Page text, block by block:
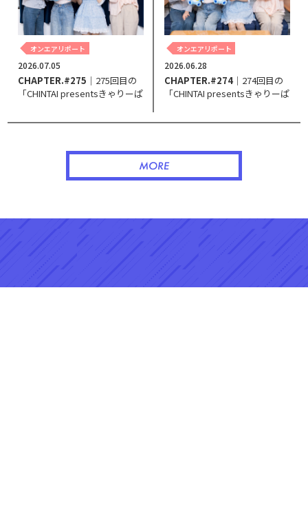
オンエアリポート
2026.07.05
CHAPTER.#275 ｜275回目の
「CHINTAI presentsきゃりーぱ
Your Heart～」。
オンエアリポート
2026.06.28
CHAPTER.#274｜274回目の
「CHINTAI presentsきゃりーぱ
Your Heart～」。